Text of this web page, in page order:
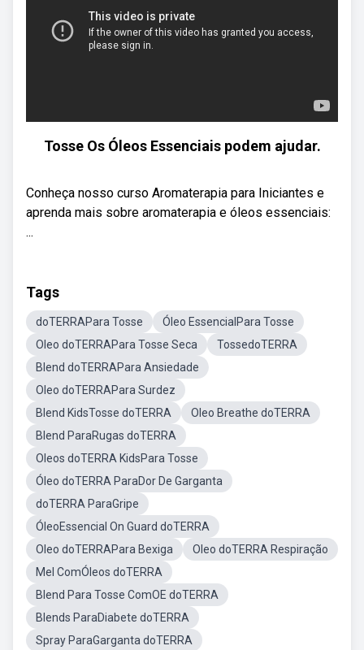
Tosse Os Óleos Essenciais podem ajudar.
Conheça nosso curso Aromaterapia para Iniciantes e
aprenda mais sobre aromaterapia e óleos essenciais:
...
Tags
doTERRAPara Tosse
Óleo EssencialPara Tosse
Oleo doTERRAPara Tosse Seca
TossedoTERRA
Blend doTERRAPara Ansiedade
Oleo doTERRAPara Surdez
Blend KidsTosse doTERRA
Oleo Breathe doTERRA
Blend ParaRugas doTERRA
Oleos doTERRA KidsPara Tosse
Óleo doTERRA ParaDor De Garganta
doTERRA ParaGripe
ÓleoEssencial On Guard doTERRA
Oleo doTERRAPara Bexiga
Oleo doTERRA Respiração
Mel ComÓleos doTERRA
Blend Para Tosse ComOE doTERRA
Blends ParaDiabete doTERRA
Spray ParaGarganta doTERRA